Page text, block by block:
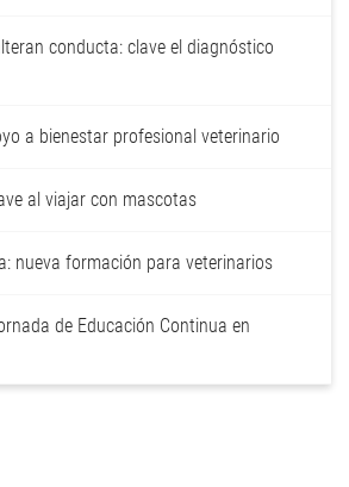
conducta: clave el diagnóstico
a bienestar profesional veterinario
al viajar con mascotas
nueva formación para veterinarios
de Educación Continua en